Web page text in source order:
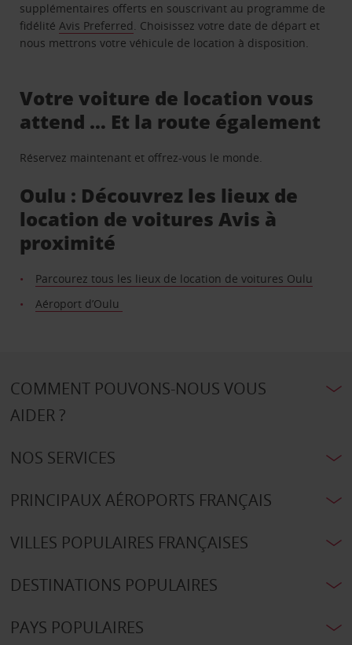
supplémentaires offerts en souscrivant au programme de
fidélitéAvis Preferred. Choisissez votre date de départ et
nous mettrons votre véhicule de location à disposition.
Votre voiture de location vous
attend … Et la route également
Réservez maintenant et offrez-vous le monde.
Oulu : Découvrez les lieux de
location de voitures Avis à
proximité
Parcourez tous les lieux de location de voitures Oulu
Aéroport d’Oulu
COMMENT POUVONS-NOUS VOUS
AIDER ?
NOS SERVICES
PRINCIPAUX AÉROPORTS FRANÇAIS
VILLES POPULAIRES FRANÇAISES
DESTINATIONS POPULAIRES
PAYS POPULAIRES